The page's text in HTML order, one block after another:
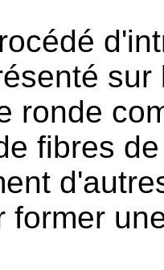
ronde
fibres
former